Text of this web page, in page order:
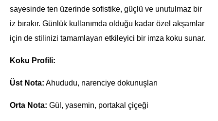
sayesinde ten üzerinde sofistike, güçlü ve unutulmaz bir
iz bırakır. Günlük kullanımda olduğu kadar özel akşamlar
için de stilinizi tamamlayan etkileyici bir imza koku sunar.
Koku Profili:
Üst Nota: Ahududu, narenciye dokunuşları
Orta Nota: Gül, yasemin, portakal çiçeği